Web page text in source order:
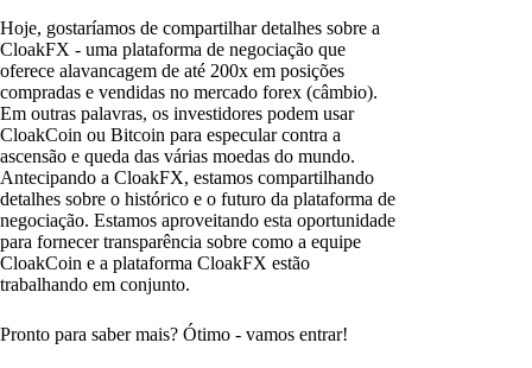
Hoje, gostaríamos de compartilhar detalhes sobre a
CloakFX - uma plataforma de negociação que
oferece alavancagem de até 200x em posições
compradas e vendidas no mercado forex (câmbio).
Em outras palavras, os investidores podem usar
CloakCoin ou Bitcoin para especular contra a
ascensão e queda das várias moedas do mundo.
Antecipando a CloakFX, estamos compartilhando
detalhes sobre o histórico e o futuro da plataforma de
negociação. Estamos aproveitando esta oportunidade
para fornecer transparência sobre como a equipe
CloakCoin e a plataforma CloakFX estão
trabalhando em conjunto.
Pronto para saber mais? Ótimo - vamos entrar!